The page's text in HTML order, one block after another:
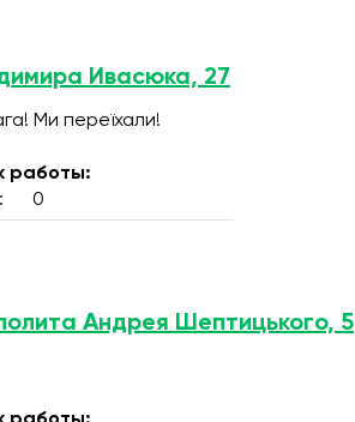
Ивасюка, 27
Ми переїхали!
работы:
0
Андрея Шептицького, 5